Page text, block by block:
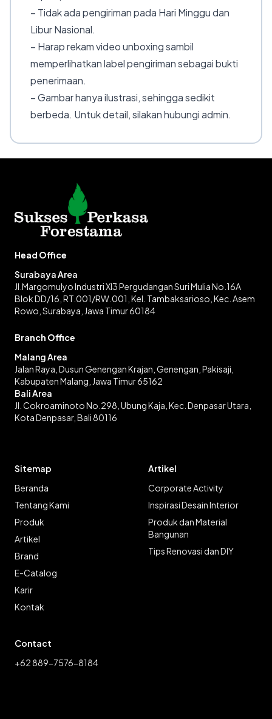
– Tidak ada pengiriman pada Hari Minggu dan
Libur Nasional.
– Harap rekam video unboxing sambil
memperlihatkan label pengiriman sebagai bukti
penerimaan.
– Gambar hanya ilustrasi, sehingga sedikit
berbeda. Untuk detail, silakan hubungi admin.
Head Office
Surabaya Area
Jl.Margomulyo Industri XI3 Pergudangan Suri Mulia No.16A
Blok DD/16, RT.001/RW.001, Kel. Tambaksarioso, Kec. Asem
Rowo, Surabaya, Jawa Timur 60184
Branch Office
Malang Area
Jalan Raya, Dusun Genengan Krajan, Genengan, Pakisaji,
Kabupaten Malang, Jawa Timur 65162
Bali Area
Jl. Cokroaminoto No.298, Ubung Kaja, Kec. Denpasar Utara,
Kota Denpasar, Bali 80116
Sitemap
Beranda
Tentang Kami
Produk
Artikel
Brand
E-Catalog
Karir
Kontak
Artikel
Corporate Activity
Inspirasi Desain Interior
Produk dan Material
Bangunan
Tips Renovasi dan DIY
Contact
+62 889-7576-8184